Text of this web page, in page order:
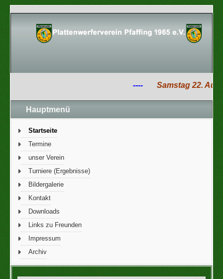
---- Samstag 22.
Hauptmenü
Startseite
Termine
unser Verein
Turniere (Ergebnisse)
Bildergalerie
Kontakt
Downloads
Links zu Freunden
Impressum
Archiv